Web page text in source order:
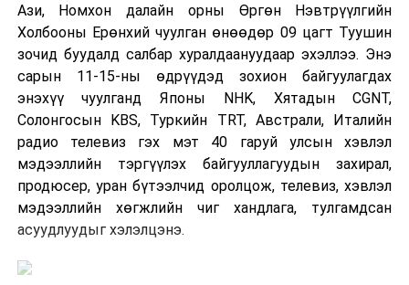
Ази, Номхон далайн орны Өргөн Нэвтрүүлгийн
Холбооны Ерөнхий чуулган өнөөдөр 09 цагт Туушин
зочид буудалд салбар хуралдаануудаар эхэллээ. Энэ
сарын 11-15-ны өдрүүдэд зохион байгуулагдах
энэхүү чуулганд Японы NHK, Хятадын CGNT,
Солонгосын KBS, Туркийн TRT, Австрали, Италийн
радио телевиз гэх мэт 40 гаруй улсын хэвлэл
мэдээллийн тэргүүлэх байгууллагуудын захирал,
продюсер, уран бүтээлчид оролцож, телевиз, хэвлэл
мэдээллийн хөгжлийн чиг хандлага, тулгамдсан
асуудлуудыг хэлэлцэнэ.